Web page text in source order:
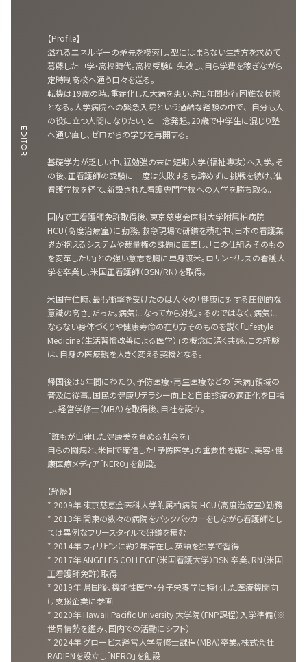
EDITOR
【Profile】
溢れるエネルギーの矛先を模索し、型にはまらない生き方を求めて
葛藤した中学・高校時代。高校受験に失敗し、自ら学費を稼ぎながら
定時制高校へ通う日々を送る。
転機は19歳の時。重症化した大病を患い、約1年間歩行困難な状態
となる。大学病院への緊急入院という過酷な経験の中で、「自分も人
の役に立つ人間になりたい」と一念発起。20歳で中学生に混じり塾
へ通い直し、ゼロからの学びを再開する。
基礎学力が乏しい中、猛勉強の末に短期大学（福祉専攻）へ入学。そ
の後、正看護師の受験に一度は失敗するも諦めずに挑戦を続け、准
看護学校を経て、新設された看護専門学校への入学を勝ち取る。
国内で正看護師免許取得後、東京慈恵会医科大学附属柏病院
HCU（高度治療室）に勤務。救急現場で研鑽を積む中、日本の看護業
界が抱えるシステムや裁量権の課題に直面し、「この仕組みそのもの
を変革したい」との強い意志を胸に単身渡米。ロサンゼルスの看護大
学を卒業し、米国正看護師（BSN/RN）を取得。
米国在住時、最も衝撃を受けたのは人々の「健康に対する圧倒的な
意識の高さ」だった。病気になってから対処するのではなく、病気に
ならない身体づくりや健康寿命の在り方そのものを説く「Lifestyle
Medicine（生活習慣改善による医学）」の概念に深く共感。この経験
は、自身の医療観を大きく変える契機となる。
帰国後は5年間にわたり、予防医療・再生医療などの「未病」領域の
普及に従事。国民の健康リテラシー向上と自由診療の適正化を目指
し、経営学修士（MBA）を取得後、自社を設立。
「誰もが自律した健康美を育める社会を」
自らの闘病と、米国で確信した「予防医学」の重要性を礎に、美容・健
康医療メディア「NERO」を創設。
【経歴】
* 2009年 東京慈恵会医科大学附属柏病院 HCU（高度治療室）勤務
* 2013年 関東の数々の病院をバックパッカーをしながら看護師とし
ては異例なフリースタイルで研鑽を積む
* 2014年 フィリピンに約2年滞在し、英語を独学で習得
* 2017年 ANGELES COLLEGE（米国看護大学）BSN 卒業、RN（米国
正看護師免許）取得
* 2019年 帰国後、機能性医学・分子栄養学に特化した医療機関向
け支援企業に参画
* 2020年 Hawaii Pacific University 大学院（FNP課程）入学準備（※
世界情勢を鑑み、国内での活動にシフト）
* 2024年 グロービス経営大学院修士課程（MBA）卒業。株式会社
RADIENを設立し「NERO」を創設